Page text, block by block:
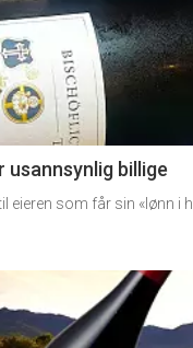
usannsynlig billige
eieren som får sin «lønn i